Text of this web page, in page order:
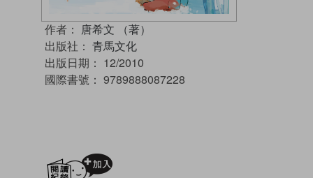
作者： 唐希文 （著）
出版社： 青馬文化
出版日期： 12/2010
國際書號： 9789888087228